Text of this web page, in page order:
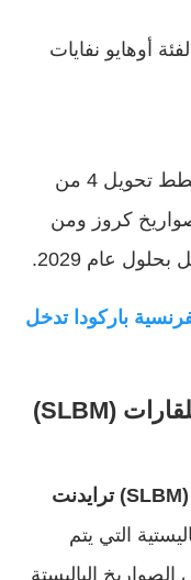
أوهايو نفايات
تحويل 4 من
كروز ومن
عام 2029.
باركودا تدخل
(SLBM)
الصواريخ الباليستية العابرة للقارات (SLBM) ترايدنت
التي يتم
الباليستة